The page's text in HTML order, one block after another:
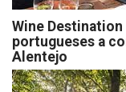
Wine
portugueses a
Alentejo